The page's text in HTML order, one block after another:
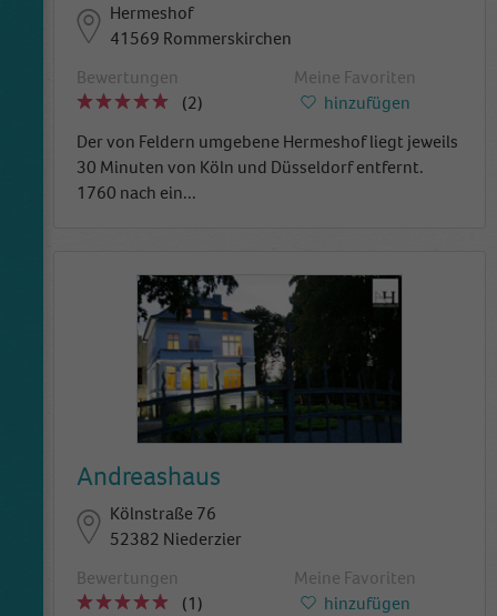
Hermeshof
41569 Rommerskirchen
Bewertungen
(2)
Meine Favoriten
hinzufügen
Der von Feldern umgebene Hermeshof liegt jeweils
30 Minuten von Köln und Düsseldorf entfernt.
1760 nach ein...
Andreashaus
Kölnstraße 76
52382 Niederzier
Bewertungen
(1)
Meine Favoriten
hinzufügen